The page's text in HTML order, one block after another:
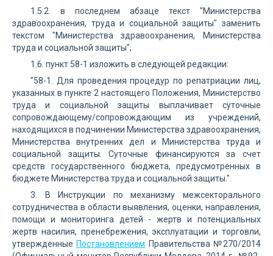
1.5.2. в последнем абзаце текст "Министерства
здравоохранения, труда и социальной защиты" заменить
текстом "Министерства здравоохранения, Министерства
труда и социальной защиты";
1.6. пункт 58-1 изложить в следующей редакции:
"58-1. Для проведения процедур по репатриации лиц,
указанных в пункте 2 настоящего Положения, Министерство
труда и социальной защиты выплачивает суточные
сопровождающему/сопровождающим из учреждений,
находящихся в подчинении Министерства здравоохранения,
Министерства внутренних дел и Министерства труда и
социальной защиты. Суточные финансируются за счет
средств государственного бюджета, предусмотренных в
бюджете Министерства труда и социальной защиты.".
3. В Инструкции по механизму межсекторального
сотрудничества в области выявления, оценки, направления,
помощи и мониторинга детей - жертв и потенциальных
жертв насилия, пренебрежения, эксплуатации и торговли,
утвержденные Постановлением Правительства №270/2014